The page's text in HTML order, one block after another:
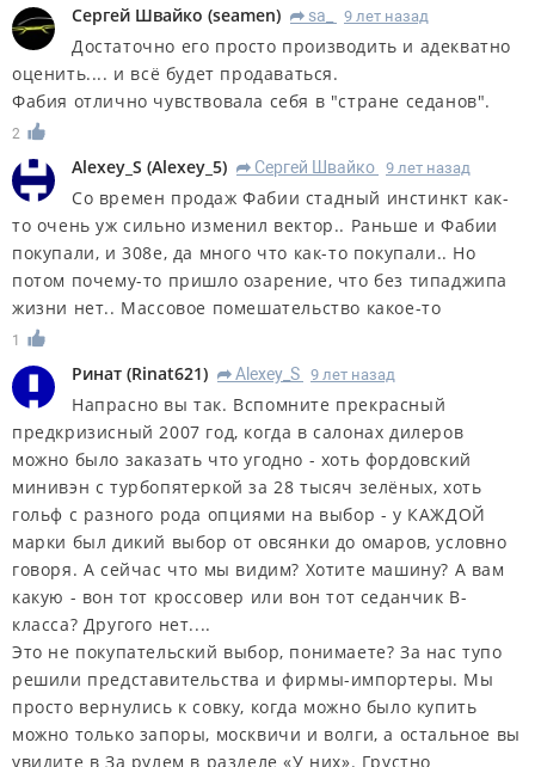
Сергей Швайко (seamen) R sa_ 9 лет назад
Достаточно его просто производить и адекватно
оценить.... и всё будет продаваться.
Фабия отлично чувствовала себя в "стране седанов".
2
Alexey_S (Alexey_5) R Сергей Швайко 9 лет назад
Со времен продаж Фабии стадный инстинкт как-
то очень уж сильно изменил вектор.. Раньше и Фабии
покупали, и 308е, да много что как-то покупали.. Но
потом почему-то пришло озарение, что без типаджипа
жизни нет.. Массовое помешательство какое-то
1
Ринат (Rinat621) R Alexey_S 9 лет назад
Напрасно вы так. Вспомните прекрасный
предкризисный 2007 год, когда в салонах дилеров
можно было заказать что угодно - хоть фордовский
минивэн с турбопятеркой за 28 тысяч зелёных, хоть
гольф с разного рода опциями на выбор - у КАЖДОЙ
марки был дикий выбор от овсянки до омаров, условно
говоря. А сейчас что мы видим? Хотите машину? А вам
какую - вон тот кроссовер или вон тот седанчик B-
класса? Другого нет....
Это не покупательский выбор, понимаете? За нас тупо
решили представительства и фирмы-импортеры. Мы
просто вернулись к совку, когда можно было купить
можно только запоры, москвичи и волги, а остальное вы
увидите в За рулем в разделе «У них». Грустно